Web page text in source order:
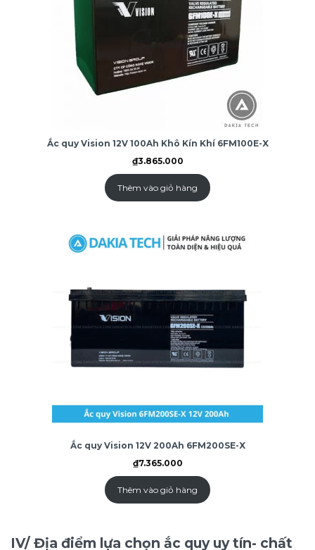
Ắc quy Vision 12V 100Ah Khô Kín Khí 6FM100E-X
₫3.865.000
Thêm vào giỏ hàng
Ắc quy Vision 12V 200Ah 6FM200SE-X
₫7.365.000
Thêm vào giỏ hàng
IV/ Địa điểm lựa chọn ắc quy uy tín- chất